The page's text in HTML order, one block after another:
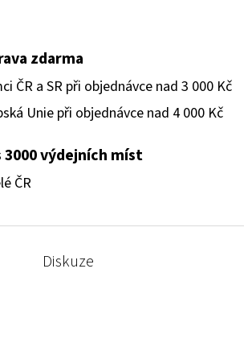
zdarma
ČR a SR při objednávce nad 3 000 Kč
Unie při objednávce nad 4 000 Kč
3000 výdejních míst
ČR
Diskuze